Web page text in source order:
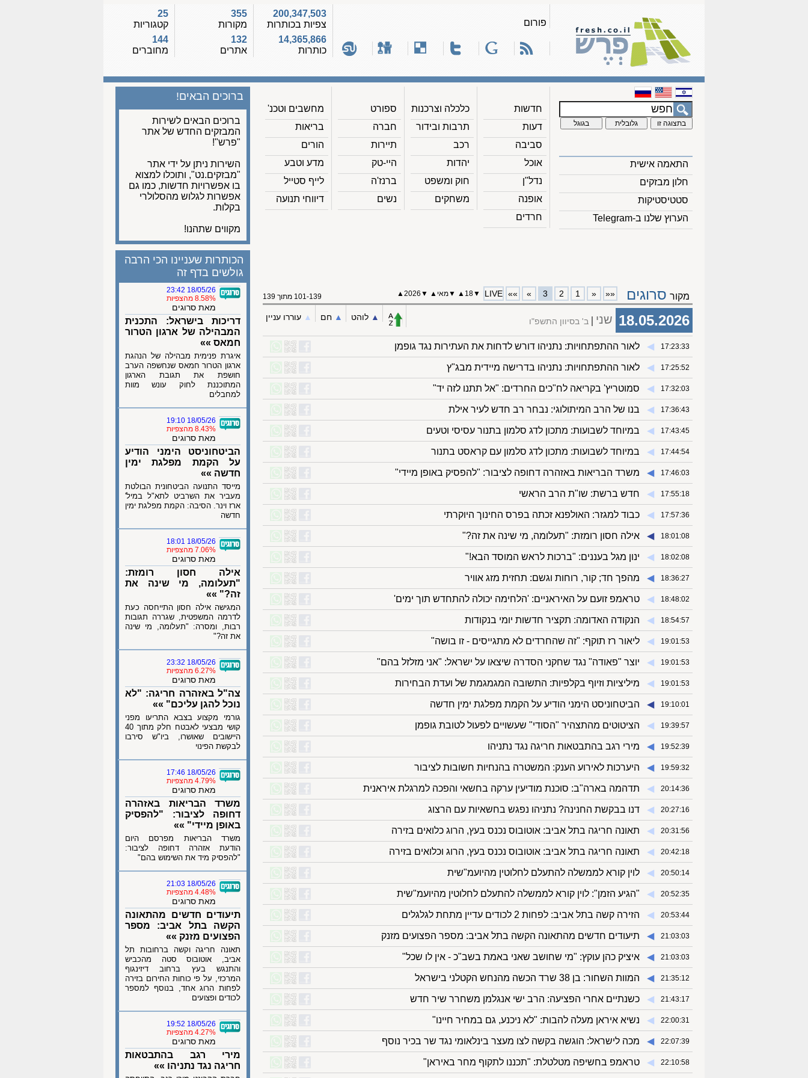
פורום
200,347,503
צפיות בכותרות
14,365,866
כותרות
355
מקורות
132
אתרים
25
קטגוריות
144
מחוברים
התאמה אישית
חלון מבזקים
סטטיסטיקות
הערוץ שלנו ב-Telegram
חדשות
דעות
סביבה
אוכל
נדל"ן
אופנה
חרדים
כלכלה וצרכנות
תרבות ובידור
רכב
יהדות
חוק ומשפט
משחקים
ספורט
חברה
תיירות
היי-טק
ברנז'ה
נשים
מחשבים וטכנ'
בריאות
הורים
מדע וטבע
לייף סטייל
דיווחי תנועה
ברוכים הבאים!
ברוכים הבאים לשירות
המבזקים החדש של אתר
"פרש"!
השירות ניתן על ידי אתר
"מבזקים.נט", ותוכלו למצוא
בו אפשרויות חדשות, כמו גם
אפשרות לגלוש מהסלולרי
בקלות.
מקווים שתהנו!
מקור סרוגים ««
«
1
2
3
»
»»
LIVE
▼
18
▲
▼מאי ▲
▼
2026▲ 101-139 מתוך 139
18.05.2026 שני ב' בסיוון התשפ"ו ▲︎ לוהט ▲︎ חם ▲︎ עוררו עניין
17:23:33
◀︎ לאור ההתפתחויות: נתניהו דורש לדחות את העתירות נגד גופמן
17:25:52
◀︎ לאור ההתפתחויות: נתניהו בדרישה מיידית מבג"ץ
17:32:03
◀︎ סמוטריץ' בקריאה לח"כים החרדים: "אל תתנו לזה יד"
17:36:43
◀︎ בנו של הרב המיתולוגי: נבחר רב חדש לעיר אילת
17:43:45
◀︎ במיוחד לשבועות: מתכון לדג סלמון בתנור עסיסי וטעים
17:44:54
◀︎ במיוחד לשבועות: מתכון לדג סלמון עם קראסט בתנור
17:46:03
◀︎ משרד הבריאות באזהרה דחופה לציבור: "להפסיק באופן מיידי"
17:55:18
◀︎ חדש ברשת: שו"ת הרב הראשי
17:57:36
◀︎ כבוד למגזר: האולפנא זכתה בפרס החינוך היוקרתי
18:01:08
◀︎ אילה חסון רומזת: "תעלומה, מי שינה את זה?"
18:02:08
◀︎ ינון מגל בעננים: "ברכות לראש המוסד הבא!"
18:36:27
◀︎ מהפך חד; קור, רוחות וגשם: תחזית מזג אוויר
18:48:02
◀︎ טראמפ זועם על האיראניים: 'הלחימה יכולה להתחדש תוך ימים'
18:54:57
◀︎ הנקודה האדומה: תקציר חדשות יומי בנקודות
19:01:53
◀︎ ליאור רז תוקף: "זה שהחרדים לא מתגייסים - זו בושה"
19:01:53
◀︎ יוצר "פאודה" נגד שחקני הסדרה שיצאו על ישראל: "אני מזלזל בהם"
19:01:53
◀︎ מיליציות וזיוף בקלפיות: התשובה המגמגמת של ועדת הבחירות
19:10:01
◀︎ הביטחוניסט הימני הודיע על הקמת מפלגת ימין חדשה
19:39:57
◀︎ הציטוטים מהתצהיר "הסודי" שעשויים לפעול לטובת גופמן
19:52:39
◀︎ מירי רגב בהתבטאות חריגה נגד נתניהו
19:59:32
◀︎ היערכות לאירוע הענק: המשטרה בהנחיות חשובות לציבור
20:14:36
◀︎ תדהמה בארה"ב: סוכנת מודיעין ערקה בחשאי והפכה למרגלת איראנית
20:27:16
◀︎ דנו בבקשת החנינה? נתניהו נפגש בחשאיות עם הרצוג
20:31:56
◀︎ תאונה חריגה בתל אביב: אוטובוס נכנס בעץ, הרוג כלואים בזירה
20:42:18
◀︎ תאונה חריגה בתל אביב: אוטובוס נכנס בעץ, הרוג וכלואים בזירה
20:50:14
◀︎ לוין קורא לממשלה להתעלם לחלוטין מהיועמ"שית
20:52:35
◀︎ "הגיע הזמן": לוין קורא לממשלה להתעלם לחלוטין מהיועמ"שית
20:53:44
◀︎ הזירה קשה בתל אביב: לפחות 2 לכודים עדיין מתחת לגלגלים
21:03:03
◀︎ תיעודים חדשים מהתאונה הקשה בתל אביב: מספר הפצועים מזנק
21:03:03
◀︎ איציק כהן עוקץ: "מי שחושב שאני באמת בשב"כ - אין לו שכל"
21:35:12
◀︎ המוות השחור: בן 38 שרד הכשה מהנחש הקטלני בישראל
21:43:17
◀︎ כשנתיים אחרי הפציעה: הרב ישי אנגלמן משחרר שיר חדש
22:00:31
◀︎ נשיא איראן מעלה להבות: "לא ניכנע, גם במחיר חיינו"
22:07:39
◀︎ מכה לישראל: הוגשה בקשה לצו מעצר בינלאומי נגד שר בכיר נוסף
22:10:58
◀︎ טראמפ בחשיפה מטלטלת: "תכננו לתקוף מחר באיראן"
הכותרות שעניינו הכי הרבה
גולשים בדף זה
18/05/26 23:42
8.58% מהצפיות
מאת סרוגים
דריכות בישראל: התכנית
המבהילה של ארגון הטרור
חמאס »»
איגרת פנימית מבהילה של הנהגת
ארגון הטרור חמאס שנחשפה הערב
חושפת את תגובת הארגון
המתוכננת לחוק עונש מוות
למחבלים
18/05/26 19:10
8.43% מהצפיות
מאת סרוגים
הביטחוניסט הימני הודיע
על הקמת מפלגת ימין
חדשה »»
מייסד התנועה הביטחונית הבולטת
מעביר את השרביט לתא"ל במיל'
ארז וינר. הסיבה: הקמת מפלגת ימין
חדשה
18/05/26 18:01
7.06% מהצפיות
מאת סרוגים
אילה חסון רומזת:
"תעלומה, מי שינה את
זה?" »»
המגישה אילה חסון התייחסה כעת
לדרמה המשפטית, שגררה תגובות
רבות, ומסרה: "תעלומה, מי שינה
את זה?"
18/05/26 23:32
6.27% מהצפיות
מאת סרוגים
צה"ל באזהרה חריגה: "לא
נוכל להגן עליכם" »»
גורמי מקצוע בצבא התריעו מפני
קושי מבצעי לאבטח חלק מתוך 40
היישובים שאושרו, ביו"ש סירבו
לבקשת הפינוי
18/05/26 17:46
4.79% מהצפיות
מאת סרוגים
משרד הבריאות באזהרה
דחופה לציבור: "להפסיק
באופן מיידי" »»
משרד הבריאות מפרסם היום
הודעת אזהרה דחופה לציבור:
"להפסיק מיד את השימוש בהם"
18/05/26 21:03
4.48% מהצפיות
מאת סרוגים
תיעודים חדשים מהתאונה
הקשה בתל אביב: מספר
הפצועים מזנק »»
תאונה חריגה וקשה ברחובות תל
אביב, אוטובוס סטה מהכביש
והתנגש בעץ ברחוב דיזינגוף
המרכזי, על פי כוחות החירום בזירה
לפחות הרוג אחד, בנוסף למספר
לכודים ופצועים
18/05/26 19:52
4.27% מהצפיות
מאת סרוגים
מירי רגב בהתבטאות
חריגה נגד נתניהו »»